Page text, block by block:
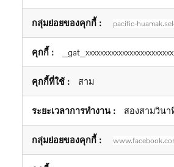
pacific-
สาม
สองสามวินา